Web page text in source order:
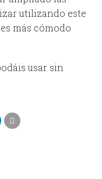
utilizando este
más cómodo
usar sin